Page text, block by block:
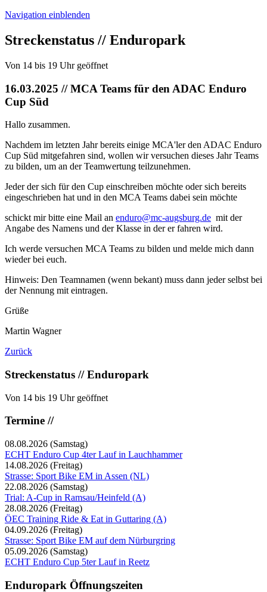
Navigation einblenden
Streckenstatus // Enduropark
Von 14 bis 19 Uhr geöffnet
16.03.2025 // MCA Teams für den ADAC Enduro
Cup Süd
Hallo zusammen.
Nachdem im letzten Jahr bereits einige MCA'ler den ADAC Enduro
Cup Süd mitgefahren sind, wollen wir versuchen dieses Jahr Teams
zu bilden, um an der Teamwertung teilzunehmen.
Jeder der sich für den Cup einschreiben möchte oder sich bereits
eingeschrieben hat und in den MCA Teams dabei sein möchte
schickt mir bitte eine Mail an enduro@mc-augsburg.de mit der
Angabe des Namens und der Klasse in der er fahren wird.
Ich werde versuchen MCA Teams zu bilden und melde mich dann
wieder bei euch.
Hinweis: Den Teamnamen (wenn bekant) muss dann jeder selbst bei
der Nennung mit eintragen.
Grüße
Martin Wagner
Zurück
Streckenstatus // Enduropark
Von 14 bis 19 Uhr geöffnet
Termine //
08.08.2026 (Samstag)
ECHT Enduro Cup 4ter Lauf in Lauchhammer
14.08.2026 (Freitag)
Strasse: Sport Bike EM in Assen (NL)
22.08.2026 (Samstag)
Trial: A-Cup in Ramsau/Heinfeld (A)
28.08.2026 (Freitag)
ÖEC Training Ride & Eat in Guttaring (A)
04.09.2026 (Freitag)
Strasse: Sport Bike EM auf dem Nürburgring
05.09.2026 (Samstag)
ECHT Enduro Cup 5ter Lauf in Reetz
Enduropark Öffnungszeiten